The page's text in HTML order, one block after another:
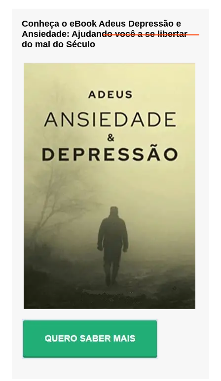
Conheça o eBook Adeus Depressão e
Ansiedade: Ajudando você a se libertar
do mal do Século